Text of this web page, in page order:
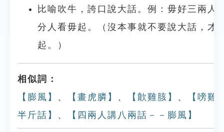
比喻吹牛，誇口說大話。例：毋好三兩人
分人看毋起。（沒本事就不要說大話，才
起。）
相似詞：
【膨風】 、 【畫虎膦】 、 【歕雞胲】 、
【嗙雞
半斤話】 、 【四兩人講八兩話－－膨風】